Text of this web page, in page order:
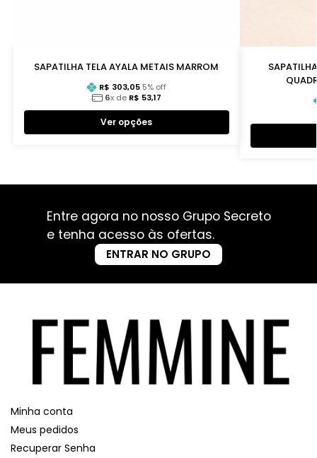
SAPATILHA TELA AYALA METAIS MARROM
R$ 303,05 5% off
6x de R$ 53,17
Ver opções
Entre agora no nosso Grupo Secreto
e tenha acesso às ofertas.
ENTRAR NO GRUPO
Minha conta
Meus pedidos
Recuperar Senha